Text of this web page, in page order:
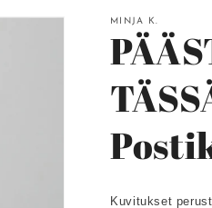
MINJA K.
Kuvitukset